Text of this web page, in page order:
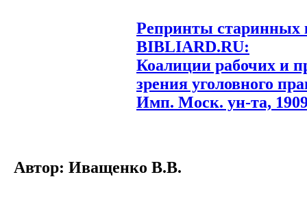
Репринты старинных
BIBLIARD.RU:
Коалиции рабочих и
зрения уголовного
Имп. Моск. ун-та,
Автор: Иващенко В.В.